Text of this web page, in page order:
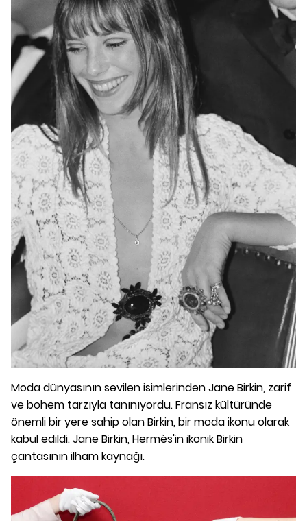
Moda dünyasının sevilen isimlerinden Jane Birkin, zarif
ve bohem tarzıyla tanınıyordu. Fransız kültüründe
önemli bir yere sahip olan Birkin, bir moda ikonu olarak
kabul edildi. Jane Birkin, Hermès'in ikonik Birkin
çantasının ilham kaynağı.